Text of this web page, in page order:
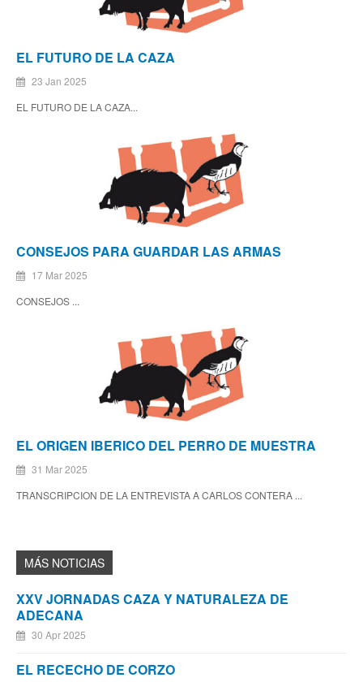
EL FUTURO DE LA CAZA
23 Jan 2025
EL FUTURO DE LA CAZA...
CONSEJOS PARA GUARDAR LAS ARMAS
17 Mar 2025
CONSEJOS ...
EL ORIGEN IBERICO DEL PERRO DE MUESTRA
31 Mar 2025
TRANSCRIPCION DE LA ENTREVISTA A CARLOS CONTERA ...
XXV JORNADAS CAZA Y NATURALEZA DE
ADECANA
30 Apr 2025
EL RECECHO DE CORZO